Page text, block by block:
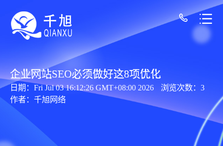
企业网站SEO必须做好这8项优化
日期：Fri Jul 03 16:12:26 GMT+08:00 2026
浏览次数：3
作者：千旭网络